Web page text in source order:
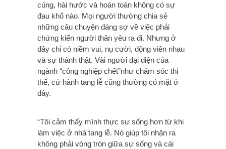
cúng, hài hước và hoàn toàn không có sự
đau khổ nào. Mọi người thường chia sẻ
những câu chuyện đáng sợ về việc phải
chứng kiến người thân yêu ra đi. Nhưng ở
đây chỉ có niềm vui, nụ cười, động viên nhau
và sự thành thật. Vài người đại diện của
ngành “công nghiệp chết”như chăm sóc thi
thể, cử hành tang lễ cũng thường có mặt ở
đây.
“Tôi cảm thấy mình thực sự sống hơn từ khi
làm việc ở nhà tang lễ. Nó giúp tôi nhận ra
không phải vòng tròn giữa sự sống và cái